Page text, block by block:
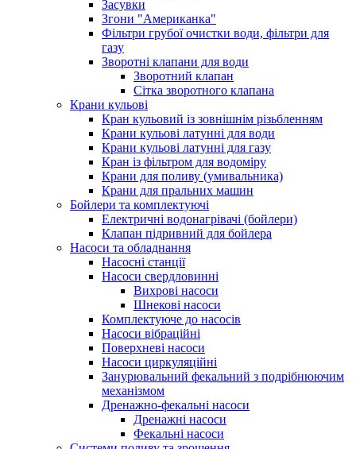
Засувки
Згони "Американка"
Фільтри грубої очистки води, фільтри для
газу
Зворотні клапани для води
Зворотний клапан
Сітка зворотного клапана
Крани кульові
Кран кульовий із зовнішнім різьбленням
Крани кульові латунні для води
Крани кульові латунні для газу
Кран із фільтром для водоміру
Крани для поливу (умивальника)
Крани для пральних машин
Бойлери та комплектуючі
Електричні водонагрівачі (бойлери)
Клапан підривний для бойлера
Насоси та обладнання
Насосні станції
Насоси свердловинні
Вихрові насоси
Шнекові насоси
Комплектуюче до насосів
Насоси вібраційні
Поверхневі насоси
Насоси циркуляційні
Занурювальний фекальний з подрібнюючим
механізмом
Дренажно-фекальні насоси
Дренажні насоси
Фекальні насоси